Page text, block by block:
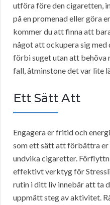
utföra före den cigaretten,
på en promenad eller göra
kommer du att finna att
något att ockupera sig
förbi suget utan att behöva
fall, åtminstone det var lite
Ett Sätt Att
Engagera er fritid och
som ett sätt att förbättra er
undvika cigaretter.
effektivt verktyg för
rutin i ditt liv innebär att ta
uppmätt steg av aktivitet.